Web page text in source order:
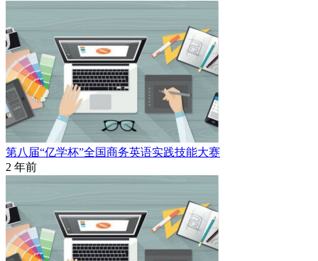
第八届“亿学杯”全国商务英语实践技能大赛
2 年前